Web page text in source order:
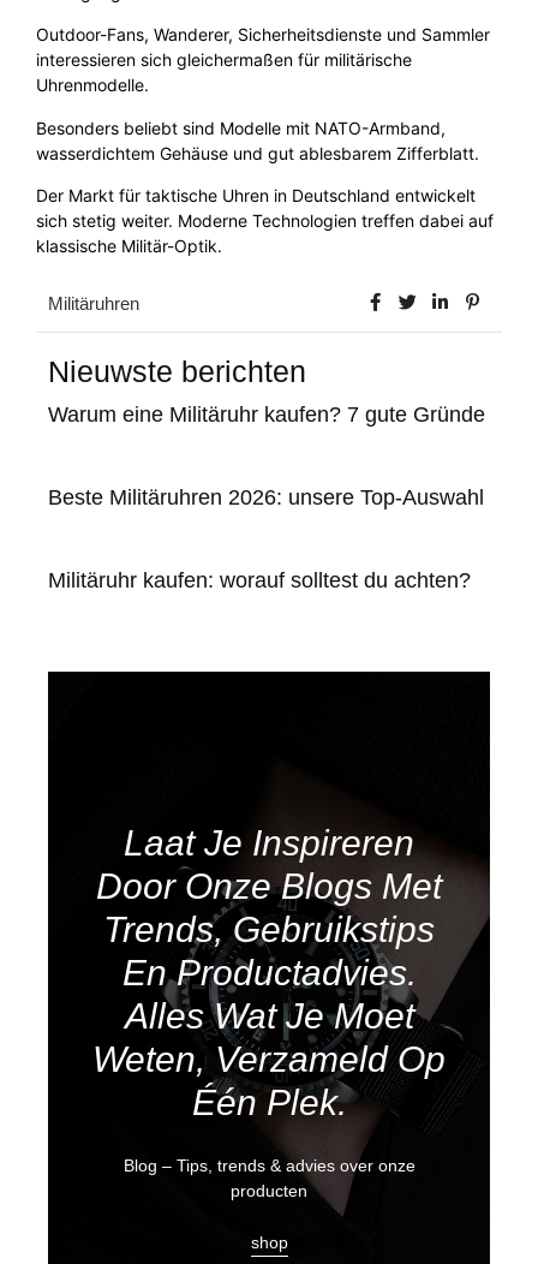
Outdoor-Fans, Wanderer, Sicherheitsdienste und Sammler
interessieren sich gleichermaßen für militärische
Uhrenmodelle.
Besonders beliebt sind Modelle mit NATO-Armband,
wasserdichtem Gehäuse und gut ablesbarem Zifferblatt.
Der Markt für taktische Uhren in Deutschland entwickelt
sich stetig weiter. Moderne Technologien treffen dabei auf
klassische Militär-Optik.
Militäruhren
Nieuwste berichten
Warum eine Militäruhr kaufen? 7 gute Gründe
Beste Militäruhren 2026: unsere Top-Auswahl
Militäruhr kaufen: worauf solltest du achten?
Laat Je Inspireren
Door Onze Blogs Met
Trends, Gebruikstips
En Productadvies.
Alles Wat Je Moet
Weten, Verzameld Op
Één Plek.
Blog – Tips, trends & advies over onze
producten
shop